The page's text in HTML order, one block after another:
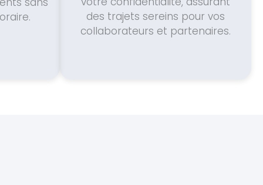
des trajets sereins pour vos
collaborateurs et partenaires.